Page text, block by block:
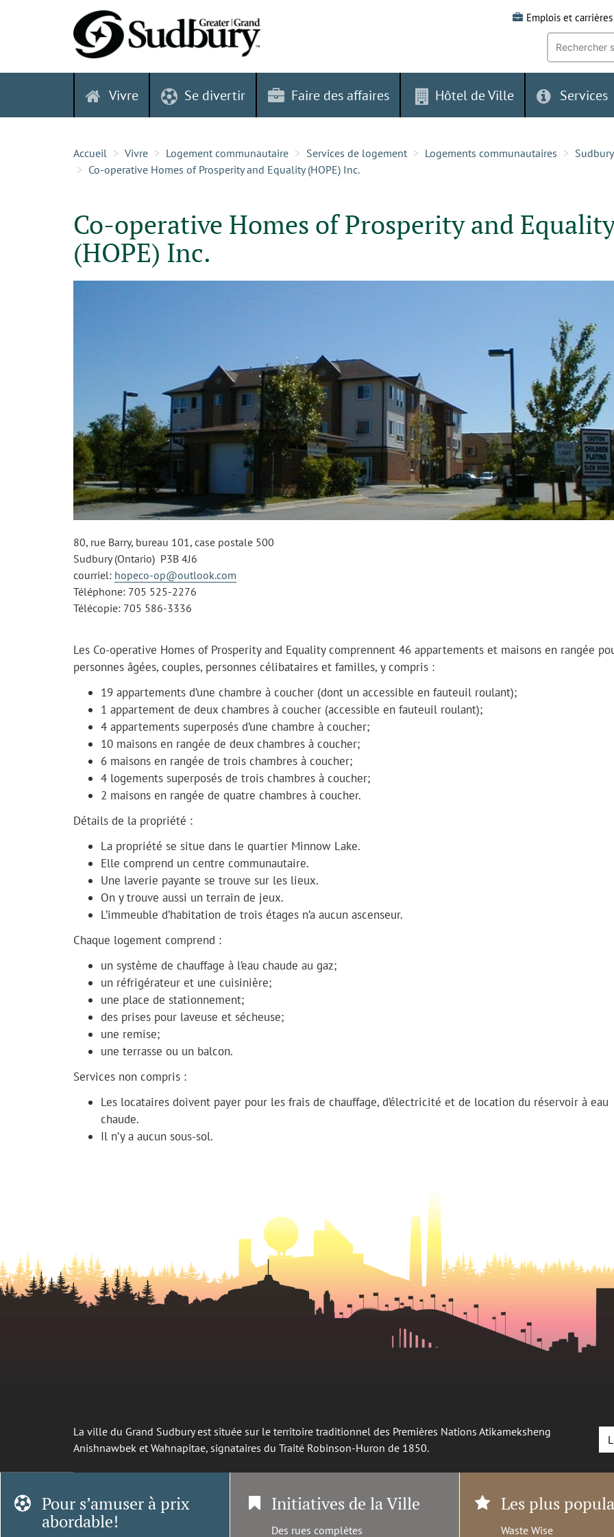
Emplois et carrières
Recherche
mot-
clé:
Vivre Se divertir Faire des affaires Hôtel de Ville Services
Accueil Vivre Logement communautaire Services de logement Logements communautaires
Co-operative Homes of Prosperity and Equality (HOPE) Inc.
Co-operative Homes of Prosperity and
(HOPE) Inc.
80, rue Barry, bureau 101, case postale 500
Sudbury (Ontario) P3B 4J6
courriel: hopeco-op@outlook.com
Téléphone: 705 525-2276
Télécopie: 705 586-3336
Les Co-operative Homes of Prosperity and Equality comprennent 46 appartements et maisons en rangée
personnes âgées, couples, personnes célibataires et familles, y compris :
19 appartements d’une chambre à coucher (dont un accessible en fauteuil roulant);
1 appartement de deux chambres à coucher (accessible en fauteuil roulant);
4 appartements superposés d’une chambre à coucher;
10 maisons en rangée de deux chambres à coucher;
6 maisons en rangée de trois chambres à coucher;
4 logements superposés de trois chambres à coucher;
2 maisons en rangée de quatre chambres à coucher.
Détails de la propriété :
La propriété se situe dans le quartier Minnow Lake.
Elle comprend un centre communautaire.
Une laverie payante se trouve sur les lieux.
On y trouve aussi un terrain de jeux.
L’immeuble d’habitation de trois étages n’a aucun ascenseur.
Chaque logement comprend :
un système de chauffage à l’eau chaude au gaz;
un réfrigérateur et une cuisinière;
une place de stationnement;
des prises pour laveuse et sécheuse;
une remise;
une terrasse ou un balcon.
Services non compris :
Les locataires doivent payer pour les frais de chauffage, d’électricité et de location du réservoir à eau
chaude.
Il n’y a aucun sous-sol.
La ville du Grand Sudbury est située sur le territoire traditionnel des Premières Nations Atikameksheng
Anishnawbek et Wahnapitae, signataires du Traité Robinson-Huron de 1850.
Pour s’amuser à prix
abordable!
Initiatives de la Ville
Des rues complètes
Les plus
Waste Wise